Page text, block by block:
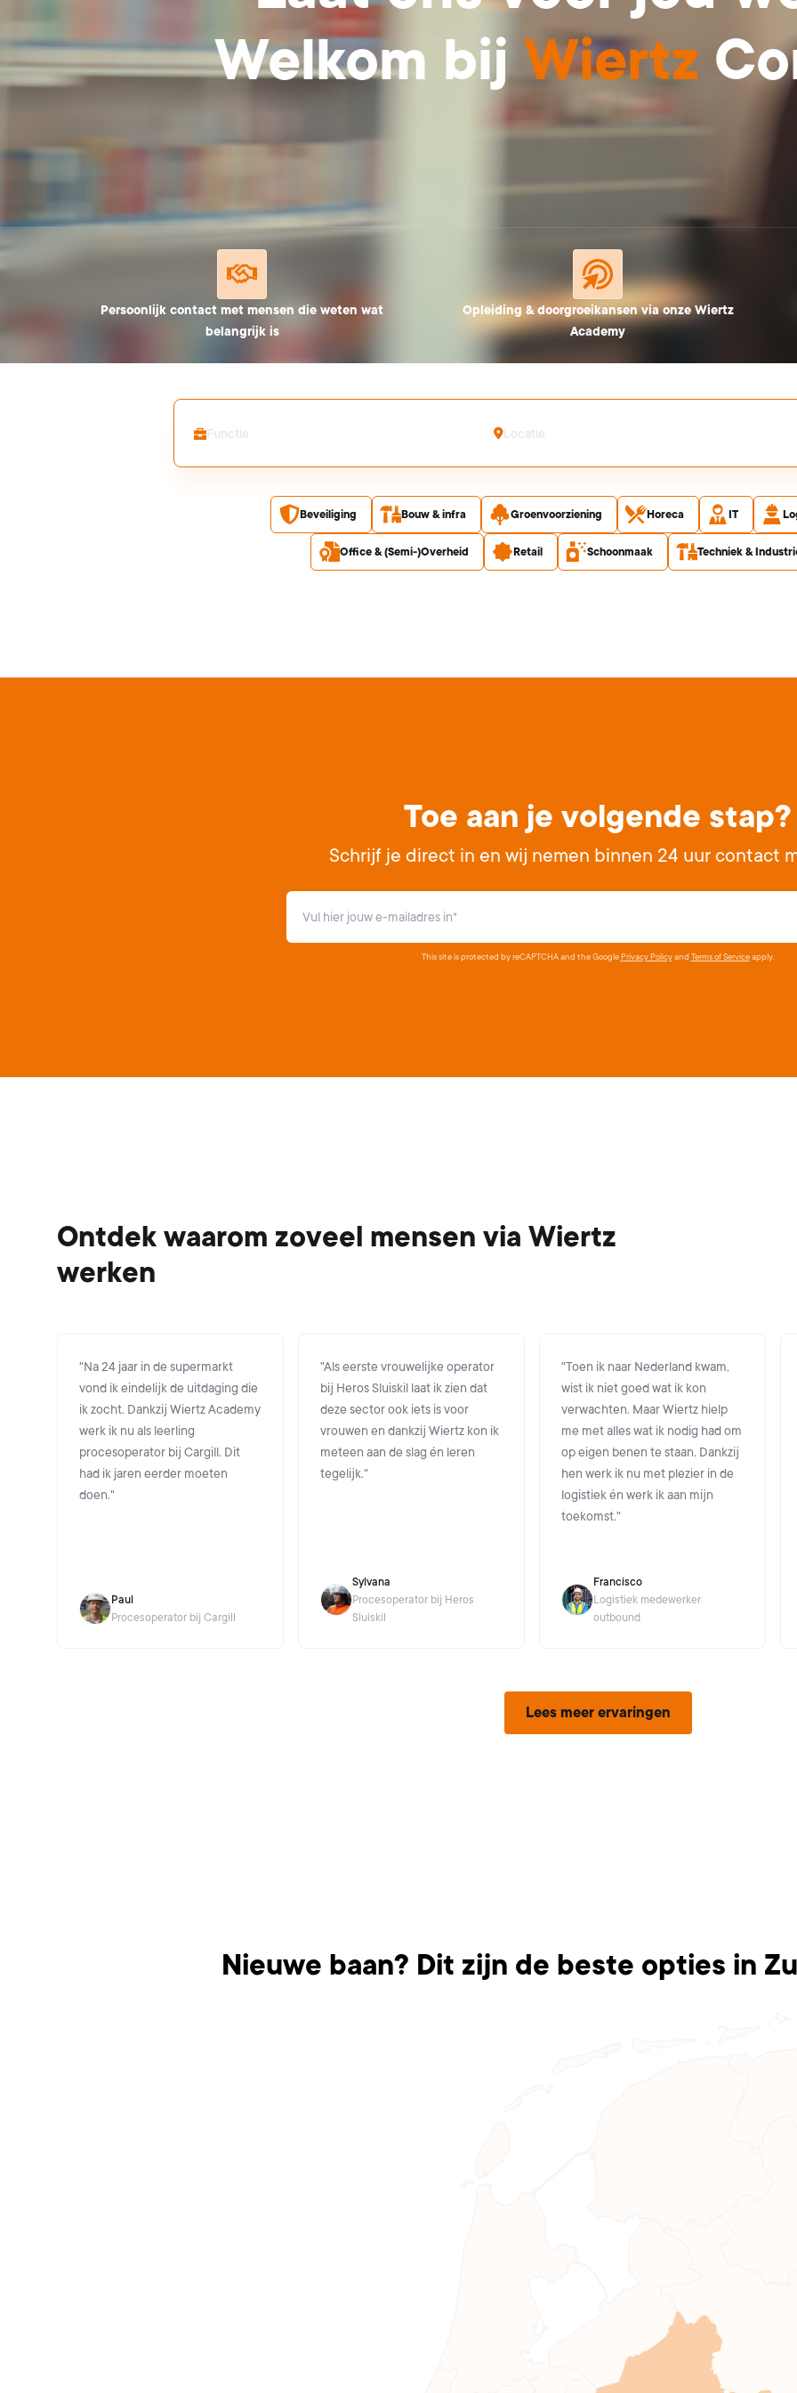
Welkom bijWiertz
Persoonlijk contact met mensen die weten wat
belangrijk is
Opleiding & doorgroeikansen via onze Wiertz
Academy
Search Job Plaatsnaam
Beveiliging Bouw & infra Groenvoorziening Horeca IT
Office & (Semi-)Overheid Retail Schoonmaak Techniek &
Toe aan je volgende stap?
Schrijf je direct in en wij nemen binnen 24 uur contact
This site is protected by reCAPTCHA and the Google Privacy Policy and Terms of Service apply.
Ontdek waarom zoveel mensen via Wiertz
werken
"Na 24 jaar in de supermarkt
vond ik eindelijk de uitdaging die
ik zocht. Dankzij Wiertz Academy
werk ik nu als leerling
procesoperator bij Cargill. Dit
had ik jaren eerder moeten
doen."
Paul
Procesoperator bij Cargill
"Als eerste vrouwelijke operator
bij Heros Sluiskil laat ik zien dat
deze sector ook iets is voor
vrouwen en dankzij Wiertz kon ik
meteen aan de slag én leren
tegelijk."
Sylvana
Procesoperator bij Heros
Sluiskil
"Toen ik naar Nederland kwam,
wist ik niet goed wat ik kon
verwachten. Maar Wiertz hielp
me met alles wat ik nodig had om
op eigen benen te staan. Dankzij
hen werk ik nu met plezier in de
logistiek én werk ik aan mijn
toekomst."
Francisco
Logistiek medewerker
outbound
Lees meer ervaringen
Nieuwe baan? Dit zijn de beste opties in